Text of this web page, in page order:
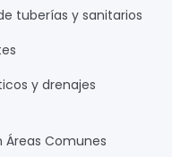
tuberías y sanitarios
y drenajes
Comunes